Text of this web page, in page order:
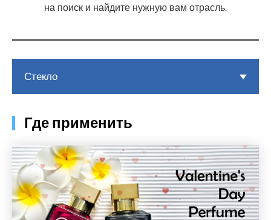
на поиск и найдите нужную вам отрасль.
Стекло
Где применить